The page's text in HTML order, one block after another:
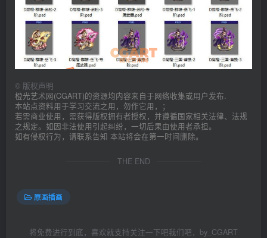
© 版权声明
橙光艺术网(CGART)的资源均内容来自于网络收集或用户发布.
本站点资料用于学习交流之用，勿作它用，；
若需商业使用，需获得版权拥有者授权，并遵循国家相关法律、法规
之规定。如因非法使用引起纠纷，一切后果由使用者承担。
如有侵权行为，请联系告知 本站将会在第一时间删除。
THE END
原画插画
将免费进行到底，喜欢就支持关注一下吧我们吧，by_CGART